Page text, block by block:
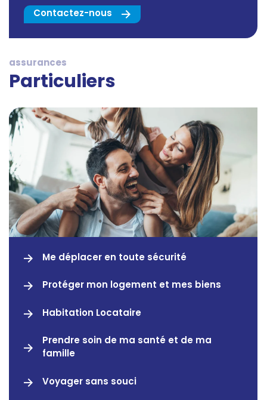
Contactez-nous
assurances
Particuliers
Me déplacer en toute sécurité
Protéger mon logement et mes biens
Habitation Locataire
Prendre soin de ma santé et de ma
famille
Voyager sans souci